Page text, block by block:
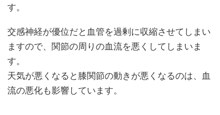
す。
交感神経が優位だと血管を過剰に収縮させてしまい
ますので、関節の周りの血流を悪くしてしまいま
す。
天気が悪くなると膝関節の動きが悪くなるのは、血
流の悪化も影響しています。